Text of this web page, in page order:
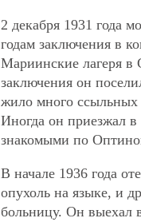
2 декабря 1931 года
годам заключения в
Мариинские лагеря в
заключения он
жило много ссыльных
Иногда он приезжал в
знакомыми по
В начале 1936 года
опухоль на языке, и
больницу. Он выехал